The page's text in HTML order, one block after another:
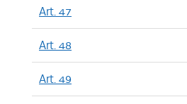
Art. 47
Art. 48
Art. 49